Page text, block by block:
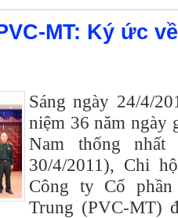
MT: Ký ức
Sáng ngày 24/4/
niệm 36 năm ngày
Nam thống nhất
30/4/2011), Chi
Công ty Cổ
Trung (PVC-MT)